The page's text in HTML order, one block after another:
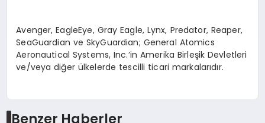
Avenger, EagleEye, Gray Eagle, Lynx, Predator, Reaper,
SeaGuardian ve SkyGuardian; General Atomics
Aeronautical Systems, Inc.’in Amerika Birleşik Devletleri
ve/veya diğer ülkelerde tescilli ticari markalarıdır.
Benzer Haberler